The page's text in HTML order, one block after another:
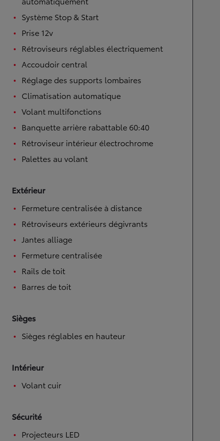
Système Stop & Start
Prise 12v
Rétroviseurs réglables électriquement
Accoudoir central
Réglage des supports lombaires
Climatisation automatique
Volant multifonctions
Banquette arrière rabattable 60:40
Rétroviseur intérieur électrochrome
Palettes au volant
Extérieur
Fermeture centralisée à distance
Rétroviseurs extérieurs dégivrants
Jantes alliage
Fermeture centralisée
Rails de toit
Barres de toit
Sièges
Sièges réglables en hauteur
Intérieur
Volant cuir
Sécurité
Projecteurs LED